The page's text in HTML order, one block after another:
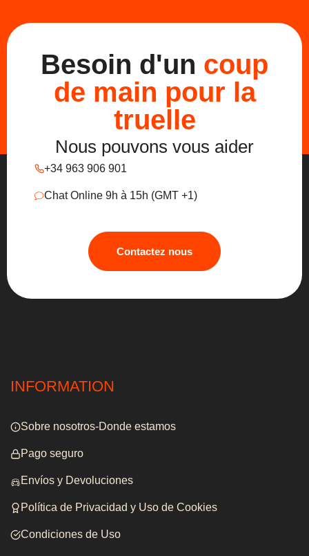
Besoin d'un coup
de main pour la
truelle
Nous pouvons vous aider
+34 963 906 901
Chat Online 9h à 15h (GMT +1)
Contactez nous
INFORMATION
Sobre nosotros-Donde estamos
Pago seguro
Envíos y Devoluciones
Política de Privacidad y Uso de Cookies
Condiciones de Uso